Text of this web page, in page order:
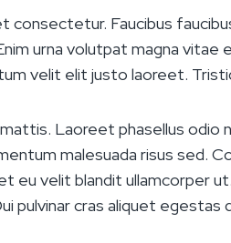
consectetur. Faucibus
urna volutpat magna vitae
velit elit justo laoreet.
Laoreet phasellus odio
malesuada risus sed.
eu velit blandit ullamcorper
pulvinar cras aliquet egestas